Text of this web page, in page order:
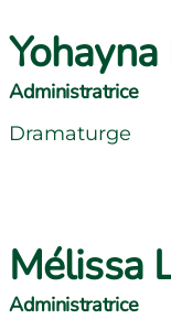
Administratrice
Dramaturge
Mélissa
Administratrice